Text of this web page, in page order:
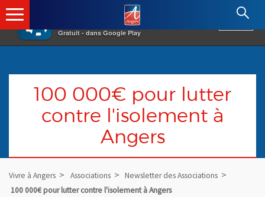
×
Gratuit - dans Google Play
Angers.fr : Retour à l'accueil
100 000€ pour lutter
contre l'isolement à
Angers
Vivre à Angers Associations
Newsletter des Associations
100 000€ pour lutter contre l'isolement à Angers